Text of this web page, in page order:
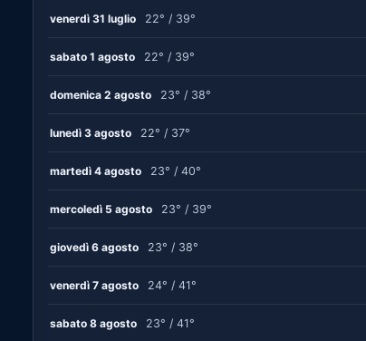
venerdì 31 luglio 22° / 39°
sabato 1 agosto 22° / 39°
domenica 2 agosto 23° / 38°
lunedì 3 agosto 22° / 37°
martedì 4 agosto 23° / 40°
mercoledì 5 agosto 23° / 39°
giovedì 6 agosto 23° / 38°
venerdì 7 agosto 24° / 41°
sabato 8 agosto 23° / 41°